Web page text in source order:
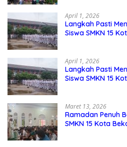
April 1, 2026
Langkah Pasti
Siswa SMKN 15
April 1, 2026
Langkah Pasti
Siswa SMKN 15
Maret 13, 2026
Ramadan Penuh
SMKN 15 Kota